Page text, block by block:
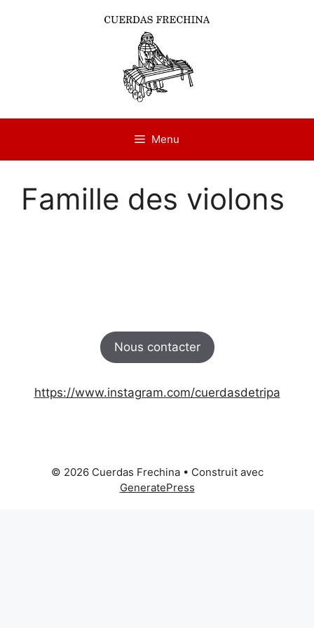
Menu
Famille des violons
Nous contacter
https://www.instagram.com/cuerdasdetripa
© 2026 Cuerdas Frechina• Construit avec
GeneratePress